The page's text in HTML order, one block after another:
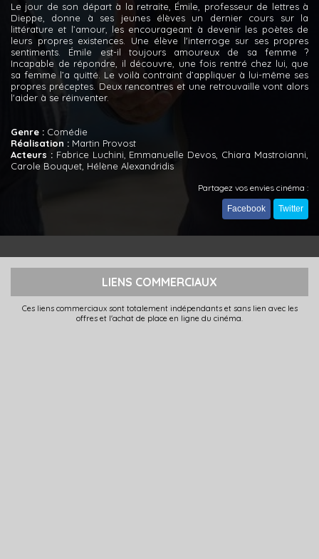
Le jour de son départ à la retraite, Émile, professeur de lettres à
Dieppe, donne à ses jeunes élèves un dernier cours sur la
littérature et l’amour, les encourageant à devenir les poètes de
leurs propres existences. Une élève l'interroge sur ses propres
sentiments. Émile est-il toujours amoureux de sa femme ?
Incapable de répondre, il découvre, une fois rentré chez lui, que
sa femme l’a quitté. Le voilà contraint d’appliquer à lui-même ses
propres préceptes. Deux rencontres et une retrouvaille vont alors
l'aider à se réinventer.
Genre : Comédie
Réalisation : Martin Provost
Acteurs :Fabrice Luchini, Emmanuelle Devos, Chiara Mastroianni,
Carole Bouquet, Hélène Alexandridis
Partagez vos envies cinéma :
Facebook Twitter
LIENS COMMERCIAUX
Ces liens commerciaux sont totalement indépendants et sans lien avec les
offres et l'achat de place en ligne du cinéma.